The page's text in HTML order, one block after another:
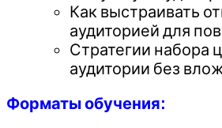
Как выстраивать
аудиторией для
Стратегии набора
аудитории без
Форматы обучения: